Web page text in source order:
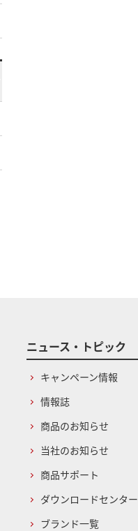
ニュース・トピック
キャンペーン情報
情報誌
商品のお知らせ
当社のお知らせ
商品サポート
ダウンロードセンター
ブランド一覧